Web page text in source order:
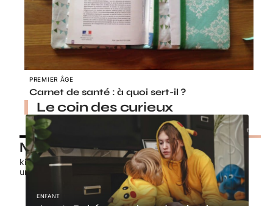
PREMIER ÂGE
Carnet de santé : à quoi sert-il ?
Le coin des curieux
ENFANT
Nos petits chouchous
kids-promo.fr
unbrindefil.fr